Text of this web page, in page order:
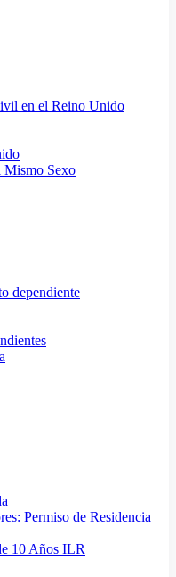
en el Reino Unido
Mismo Sexo
dependiente
Permiso de Residencia
10 Años ILR